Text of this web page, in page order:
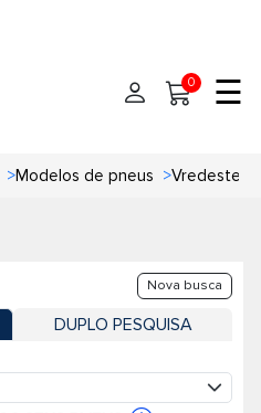
0 ☰
>Modelos de pneus >Vredestein
Nova busca
DUPLO PESQUISA